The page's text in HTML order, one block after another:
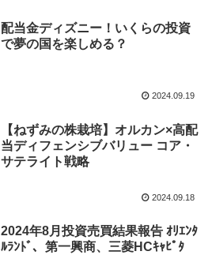
配当金ディズニー！いくらの投資
で夢の国を楽しめる？
2024.09.19
【ねずみの株栽培】オルカン×高配
当ディフェンシブバリュー コア・
サテライト戦略
2024.09.18
2024年8月投資売買結果報告 ｵﾘｴﾝﾀ
ﾙﾗﾝﾄﾞ、第一興商、三菱HCｷｬﾋﾟﾀ